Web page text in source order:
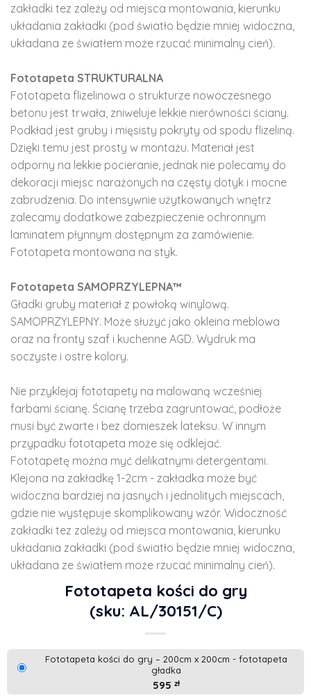
zakładki tez zależy od miejsca montowania, kierunku
układania zakładki (pod światło będzie mniej widoczna,
układana ze światłem może rzucać minimalny cień).
Fototapeta STRUKTURALNA
Fototapeta flizelinowa o strukturze nowoczesnego
betonu jest trwała, zniweluje lekkie nierówności ściany.
Podkład jest gruby i mięsisty pokryty od spodu flizeliną.
Dzięki temu jest prosty w montażu. Materiał jest
odporny na lekkie pocieranie, jednak nie polecamy do
dekoracji miejsc narażonych na częsty dotyk i mocne
zabrudzenia. Do intensywnie użytkowanych wnętrz
zalecamy dodatkowe zabezpieczenie ochronnym
laminatem płynnym dostępnym za zamówienie.
Fototapeta montowana na styk.
Fototapeta SAMOPRZYLEPNA™
Gładki gruby materiał z powłoką winylową.
SAMOPRZYLEPNY. Może służyć jako okleina meblowa
oraz na fronty szaf i kuchenne AGD. Wydruk ma
soczyste i ostre kolory.
Nie przyklejaj fototapety na malowaną wcześniej
farbami ścianę. Ścianę trzeba zagruntować, podłoże
musi być zwarte i bez domieszek lateksu. W innym
przypadku fototapeta może się odklejać.
Fototapetę można myć delikatnymi detergentami.
Klejona na zakładkę 1-2cm - zakładka może być
widoczna bardziej na jasnych i jednolitych miejscach,
gdzie nie występuje skomplikowany wzór. Widoczność
zakładki tez zależy od miejsca montowania, kierunku
układania zakładki (pod światło będzie mniej widoczna,
układana ze światłem może rzucać minimalny cień).
Fototapeta kości do gry
(sku: AL/30151/C)
Fototapeta kości do gry – 200cm x 200cm - fototapeta
gładka
595 zł